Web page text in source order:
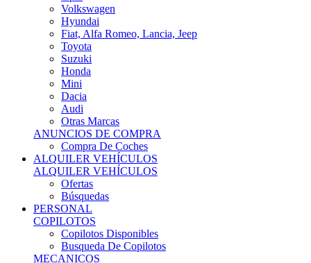
Volkswagen
Hyundai
Fiat, Alfa Romeo, Lancia, Jeep
Toyota
Suzuki
Honda
Mini
Dacia
Audi
Otras Marcas
ANUNCIOS DE COMPRA
Compra De Coches
ALQUILER VEHÍCULOS
ALQUILER VEHÍCULOS
Ofertas
Búsquedas
PERSONAL
COPILOTOS
Copilotos Disponibles
Busqueda De Copilotos
MECANICOS